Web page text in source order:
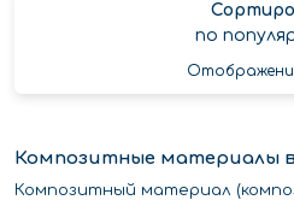
по
Композитные материалы
Композитный материал